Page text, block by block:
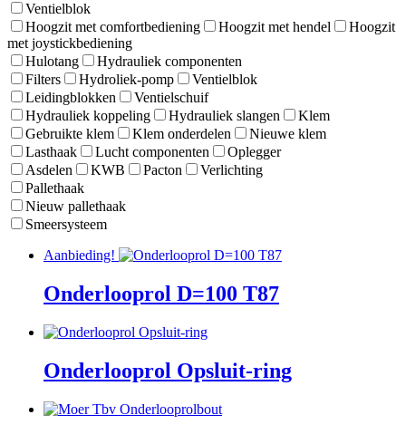
Ventielblok
Hoogzit met comfortbediening
Hoogzit met hendel
Hoogzit
met joystickbediening
Hulotang
Hydrauliek componenten
Filters
Hydroliek-pomp
Ventielblok
Leidingblokken
Ventielschuif
Hydrauliek koppeling
Hydrauliek slangen
Klem
Gebruikte klem
Klem onderdelen
Nieuwe klem
Lasthaak
Lucht componenten
Oplegger
Asdelen
KWB Pacton
Verlichting
Pallethaak
Nieuw pallethaak
Smeersysteem
Aanbieding!
Onderlooprol D=100 T87
Onderlooprol Opsluit-ring